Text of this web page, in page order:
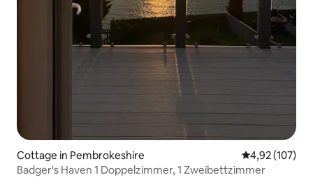
Cottage in Pembrokeshire
4,92 (107)
Badger's Haven 1 Doppelzimmer, 1 Zweibettzimmer